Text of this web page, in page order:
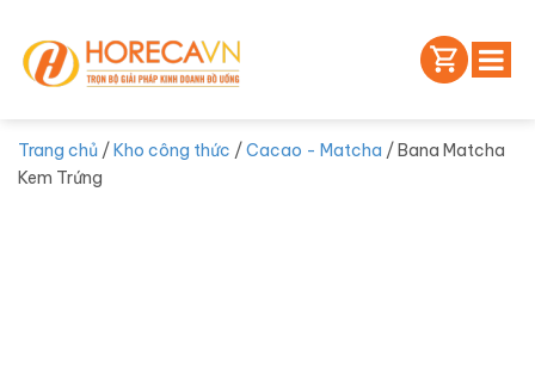
Trang chủ /Kho công thức /Cacao - Matcha / Bana Matcha
Kem Trứng